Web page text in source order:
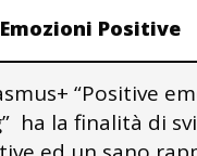
Emozioni Positive
“Positive
ha la finalità di